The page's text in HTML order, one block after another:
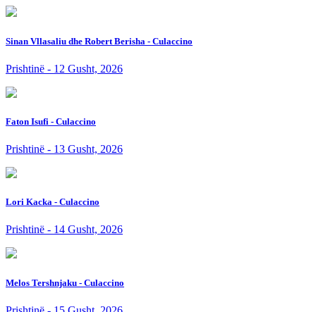
Sinan Vllasaliu dhe Robert Berisha - Culaccino
Prishtinë - 12 Gusht, 2026
Faton Isufi - Culaccino
Prishtinë - 13 Gusht, 2026
Lori Kacka - Culaccino
Prishtinë - 14 Gusht, 2026
Melos Tershnjaku - Culaccino